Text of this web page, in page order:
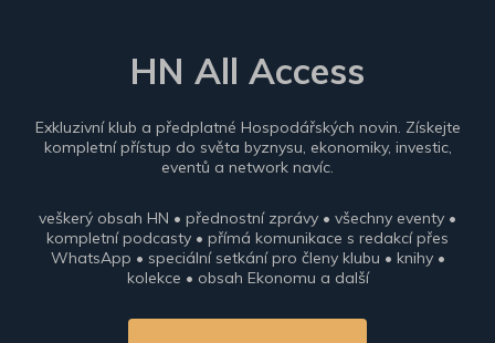
HN All Access
Exkluzivní klub a předplatné Hospodářských novin. Získejte
kompletní přístup do světa byznysu, ekonomiky, investic,
eventů a network navíc.
veškerý obsah HN • přednostní zprávy • všechny eventy •
kompletní podcasty • přímá komunikace s redakcí přes
WhatsApp • speciální setkání pro členy klubu • knihy •
kolekce • obsah Ekonomu a další